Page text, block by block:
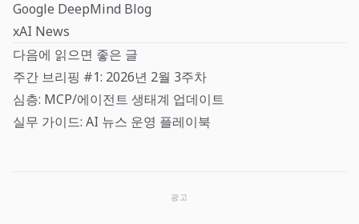
Google DeepMind Blog
xAI News
다음에 읽으면 좋은 글
주간 브리핑 #1: 2026년 2월 3주차
심층: MCP/에이전트 생태계 업데이트
실무 가이드: AI 뉴스 운영 플레이북
광고